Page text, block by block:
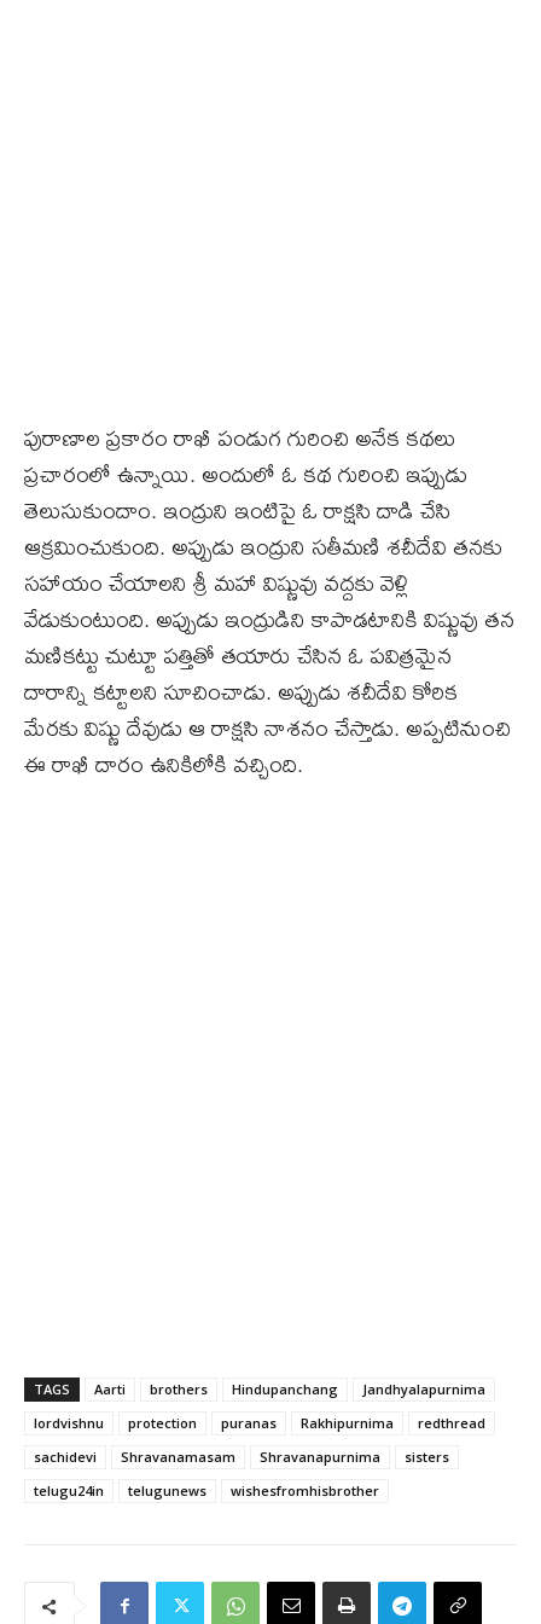
పురాణాల ప్రకారం రాఖీ పండుగ గురించి అనేక కథలు
ప్రచారంలో ఉన్నాయి. అందులో ఓ కథ గురించి ఇప్పుడు
తెలుసుకుందాం. ఇంద్రుని ఇంటిపై ఓ రాక్షసి దాడి చేసి
ఆక్రమించుకుంది. అప్పుడు ఇంద్రుని సతీమణి శచీదేవి తనకు
సహాయం చేయాలని శ్రీ మహా విష్ణువు వద్దకు వెళ్లి
వేడుకుంటుంది. అప్పుడు ఇంద్రుడిని కాపాడటానికి విష్ణువు తన
మణికట్టు చుట్టూ పత్తితో తయారు చేసిన ఓ పవిత్రమైన
దారాన్ని కట్టాలని సూచించాడు. అప్పుడు శచీదేవి కోరిక
మేరకు విష్ణు దేవుడు ఆ రాక్షసి నాశనం చేస్తాడు. అప్పటినుంచి
ఈ రాఖీ దారం ఉనికిలోకి వచ్చింది.
TAGS Aarti brothers Hindupanchang
Jandhyalapurnima
lordvishnu
protection puranas Rakhipurnima
redthread
sachidevi
Shravanamasam Shravanapurnima
sisters
telugu24in
telugunews wishesfromhisbrother